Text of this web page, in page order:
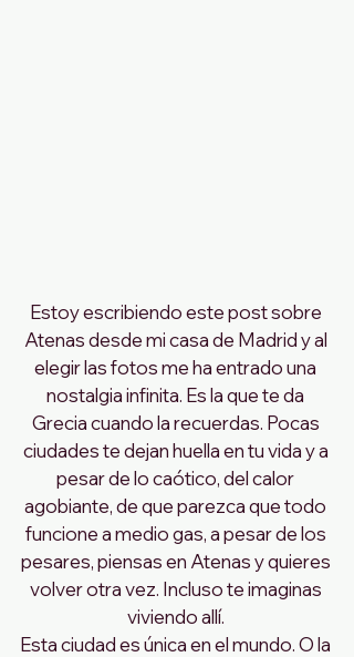
Estoy escribiendo este post sobre
Atenas desde mi casa de Madrid y al
elegir las fotos me ha entrado una
nostalgia infinita. Es la que te da
Grecia cuando la recuerdas. Pocas
ciudades te dejan huella en tu vida y a
pesar de lo caótico, del calor
agobiante, de que parezca que todo
funcione a medio gas, a pesar de los
pesares, piensas en Atenas y quieres
volver otra vez. Incluso te imaginas
viviendo allí.
Esta ciudad es única en el mundo. O la